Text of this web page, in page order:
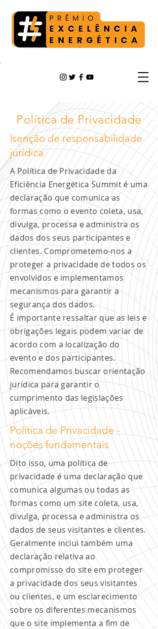
Política de Privacidade
Isenção de responsabilidade
jurídica
A Política de Privacidade da
Eficiência Energética Summit é uma
declaração que comunica as
formas como o evento coleta, usa,
divulga, processa e administra os
dados dos seus participantes e
clientes. Comprometemo-nos a
proteger a privacidade de todos os
envolvidos e implementamos
mecanismos para garantir a
segurança dos dados.
É importante ressaltar que as leis e
obrigações legais podem variar de
acordo com a localização do
evento e dos participantes.
Recomendamos buscar orientação
jurídica para garantir o
cumprimento das legislações
aplicáveis.
Política de Privacidade -
noções fundamentais
Dito isso, uma política de
privacidade é uma declaração que
comunica algumas ou todas as
formas como um site coleta, usa,
divulga, processa e administra os
dados de seus visitantes e clientes.
Geralmente inclui também uma
declaração relativa ao
compromisso do site em proteger
a privacidade dos seus visitantes
ou clientes, e um esclarecimento
sobre os diferentes mecanismos
que o site implementa a fim de